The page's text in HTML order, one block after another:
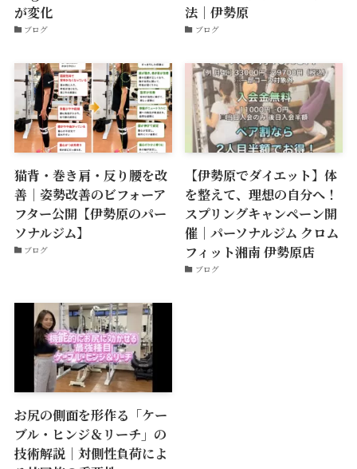
が変化
ブログ
法｜伊勢原
ブログ
猫背・巻き肩・反り腰を改
善｜姿勢改善のビフォーア
フター公開【伊勢原のパー
ソナルジム】
ブログ
【伊勢原でダイエット】体
を整えて、理想の自分へ！
スプリングキャンペーン開
催｜パーソナルジム クロム
フィット湘南 伊勢原店
ブログ
お尻の側面を形作る「ケー
ブル・ヒンジ＆リーチ」の
技術解説｜対側性負荷によ